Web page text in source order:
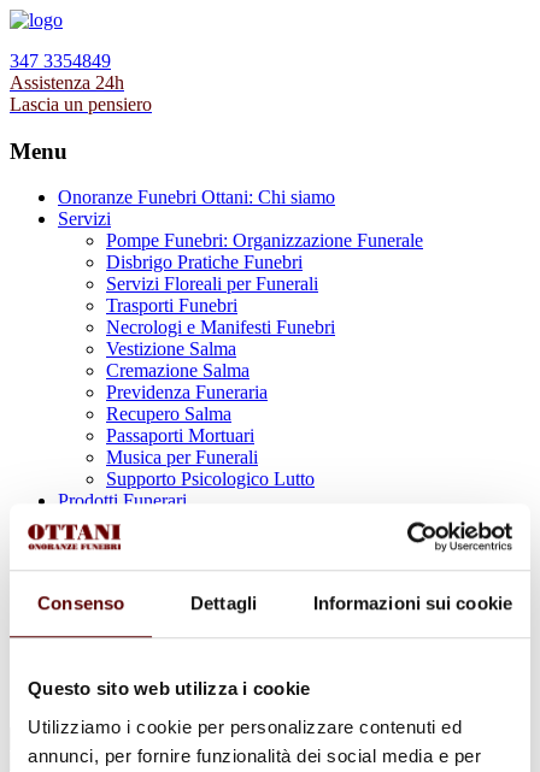
Consenso Dettagli Informazioni sui cookie
Questo sito web utilizza i cookie
Utilizziamo i cookie per personalizzare contenuti ed
annunci, per fornire funzionalità dei social media e per
347 3354849
Assistenza 24h
Lascia un pensiero
Menu
Onoranze Funebri Ottani: Chi siamo
Servizi
Pompe Funebri: Organizzazione Funerale
Disbrigo Pratiche Funebri
Servizi Floreali per Funerali
Trasporti Funebri
Necrologi e Manifesti Funebri
Vestizione Salma
Cremazione Salma
Previdenza Funeraria
Recupero Salma
Passaporti Mortuari
Musica per Funerali
Supporto Psicologico Lutto
Prodotti Funerari
Lapidi, Lastre tombali e Monumenti Funerari
Urne Cinerarie
Allestimento Funebre
In caso di decesso
Necrologi
Info e Contatti
Cerca
per: